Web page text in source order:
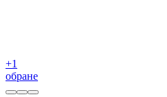
+1
обране